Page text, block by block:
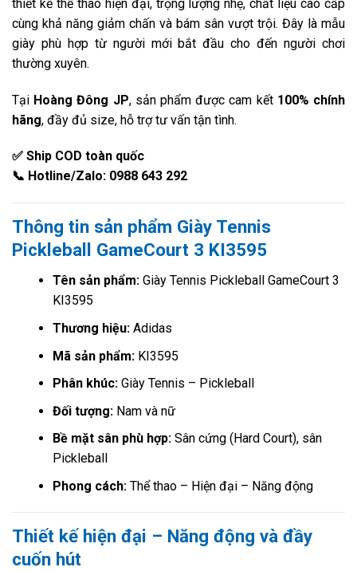
thiết kế thể thao hiện đại, trọng lượng nhẹ, chất liệu cao cấp
cùng khả năng giảm chấn và bám sân vượt trội. Đây là mẫu
giày phù hợp từ người mới bắt đầu cho đến người chơi
thường xuyên.
Tại Hoàng Đông JP, sản phẩm được cam kết 100% chính
hãng, đầy đủ size, hỗ trợ tư vấn tận tình.
✅ Ship COD toàn quốc
📞 Hotline/Zalo: 0988 643 292
Thông tin sản phẩm Giày Tennis
Pickleball GameCourt 3 KI3595
Tên sản phẩm:Giày Tennis Pickleball GameCourt 3
KI3595
Thương hiệu:Adidas
Mã sản phẩm:KI3595
Phân khúc:Giày Tennis – Pickleball
Đối tượng:Nam và nữ
Bề mặt sân phù hợp:Sân cứng (Hard Court), sân
Pickleball
Phong cách:Thể thao – Hiện đại – Năng động
Thiết kế hiện đại – Năng động và đầy
cuốn hút